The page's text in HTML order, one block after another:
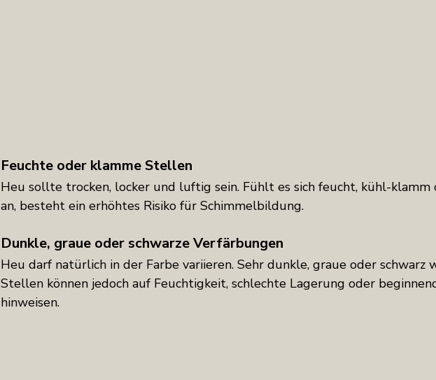
Feuchte oder klamme Stellen
Heu sollte trocken, locker und luftig sein. Fühlt es sich feucht, kühl-klamm
an, besteht ein erhöhtes Risiko für Schimmelbildung.
Dunkle, graue oder schwarze Verfärbungen
Heu darf natürlich in der Farbe variieren. Sehr dunkle, graue oder schwarz
Stellen können jedoch auf Feuchtigkeit, schlechte Lagerung oder
hinweisen.